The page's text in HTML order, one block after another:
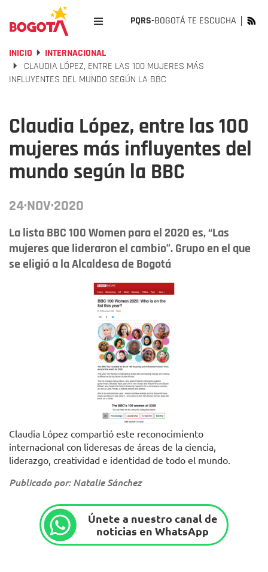
PQRS-BOGOTÁ TE ESCUCHA
INICIO
INTERNACIONAL
CLAUDIA LÓPEZ, ENTRE LAS 100 MUJERES MÁS
INFLUYENTES DEL MUNDO SEGÚN LA BBC
Claudia López, entre las 100
mujeres más influyentes del
mundo según la BBC
24·NOV·2020
La lista BBC 100 Women para el 2020 es, “Las
mujeres que lideraron el cambio”. Grupo en el que
se eligió a la Alcaldesa de Bogotá
Claudia López compartió este reconocimiento
internacional con lideresas de áreas de la ciencia,
liderazgo, creatividad e identidad de todo el mundo.
Publicado por: Natalie Sánchez
Únete a nuestro canal de
noticias en WhatsApp